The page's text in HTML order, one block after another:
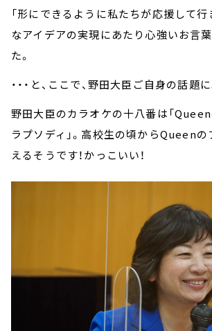
「形にできるように私たちが応援して行
なアイデアの実現にあたり心強いお言
た。
・・・と、ここで、野田大臣ご自身の話題に
野田大臣のカラオケの十八番は「Queen
ラプソディ」。高校生の頃からQueenの
えるそうです！かっこいい！